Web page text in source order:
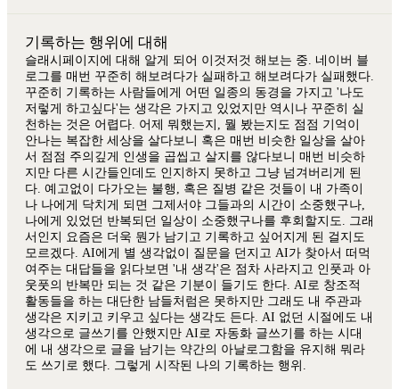
기록하는 행위에 대해
슬래시페이지에 대해 알게 되어 이것저것 해보는 중. 네이버 블
로그를 매번 꾸준히 해보려다가 실패하고 해보려다가 실패했다.
꾸준히 기록하는 사람들에게 어떤 일종의 동경을 가지고 '나도
저렇게 하고싶다'는 생각은 가지고 있었지만 역시나 꾸준히 실
천하는 것은 어렵다. 어제 뭐했는지, 뭘 봤는지도 점점 기억이
안나는 복잡한 세상을 살다보니 혹은 매번 비슷한 일상을 살아
서 점점 주의깊게 인생을 곱씹고 살지를 않다보니 매번 비슷하
지만 다른 시간들인데도 인지하지 못하고 그냥 넘겨버리게 된
다. 예고없이 다가오는 불행, 혹은 질병 같은 것들이 내 가족이
나 나에게 닥치게 되면 그제서야 그들과의 시간이 소중했구나,
나에게 있었던 반복되던 일상이 소중했구나를 후회할지도. 그래
서인지 요즘은 더욱 뭔가 남기고 기록하고 싶어지게 된 걸지도
모르겠다. AI에게 별 생각없이 질문을 던지고 AI가 찾아서 떠먹
여주는 대답들을 읽다보면 '내 생각'은 점차 사라지고 인풋과 아
웃풋의 반복만 되는 것 같은 기분이 들기도 한다. AI로 창조적
활동들을 하는 대단한 남들처럼은 못하지만 그래도 내 주관과
생각은 지키고 키우고 싶다는 생각도 든다. AI 없던 시절에도 내
생각으로 글쓰기를 안했지만 AI로 자동화 글쓰기를 하는 시대
에 내 생각으로 글을 남기는 약간의 아날로그함을 유지해 뭐라
도 쓰기로 했다. 그렇게 시작된 나의 기록하는 행위.